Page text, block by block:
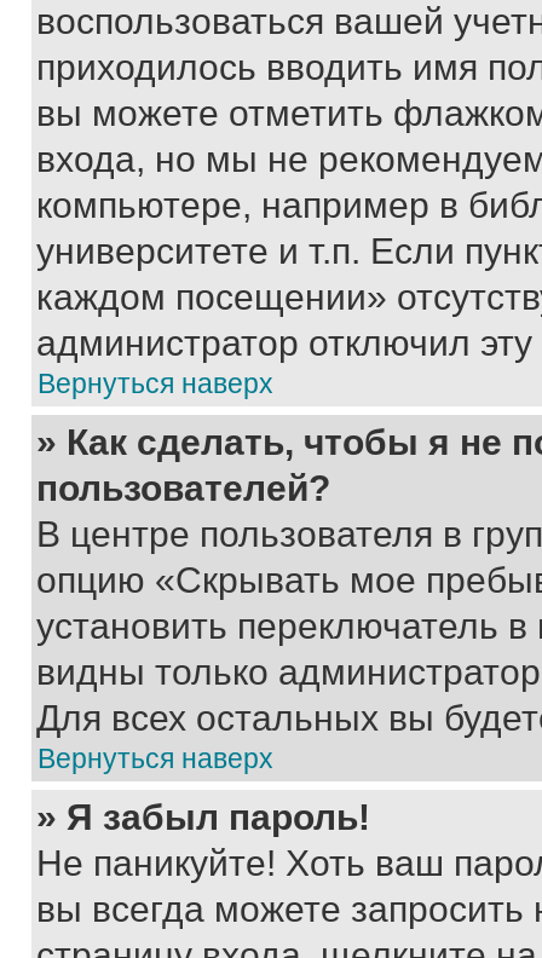
воспользоваться вашей
приходилось вводить имя
вы можете отметить
входа, но мы не
компьютере, например в
университете и т.п. Если
каждом посещении»
администратор отключил
Вернуться наверх
» Как сделать, чтобы я не
пользователей?
В центре пользователя в
опцию «Скрывать мое
установить переключатель
видны только
Для всех остальных вы
Вернуться наверх
» Я забыл пароль!
Не паникуйте! Хоть ваш
вы всегда можете